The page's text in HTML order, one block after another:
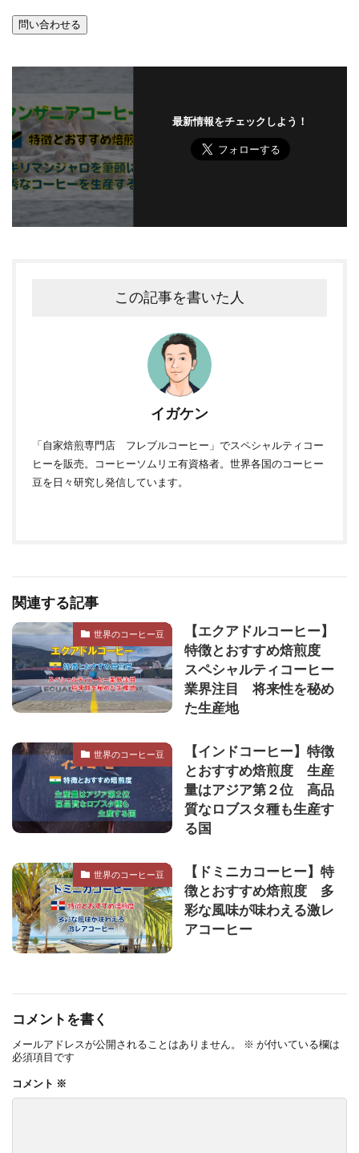
最新情報をチェックしよう！
この記事を書いた人
イガケン
「自家焙煎専門店 フレブルコーヒー」でスペシャルティコー
ヒーを販売。コーヒーソムリエ有資格者。世界各国のコーヒー
豆を日々研究し発信しています。
関連する記事
世界のコーヒー豆
【エクアドルコーヒー】
特徴とおすすめ焙煎度
スペシャルティコーヒー
業界注目 将来性を秘め
た生産地
世界のコーヒー豆
【インドコーヒー】特徴
とおすすめ焙煎度 生産
量はアジア第２位 高品
質なロブスタ種も生産す
る国
世界のコーヒー豆
【ドミニカコーヒー】特
徴とおすすめ焙煎度 多
彩な風味が味わえる激レ
アコーヒー
コメントを書く
メールアドレスが公開されることはありません。 ※ が付いている欄は
必須項目です
コメント ※